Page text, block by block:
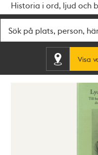
Historia i ord, ljud och
Visa